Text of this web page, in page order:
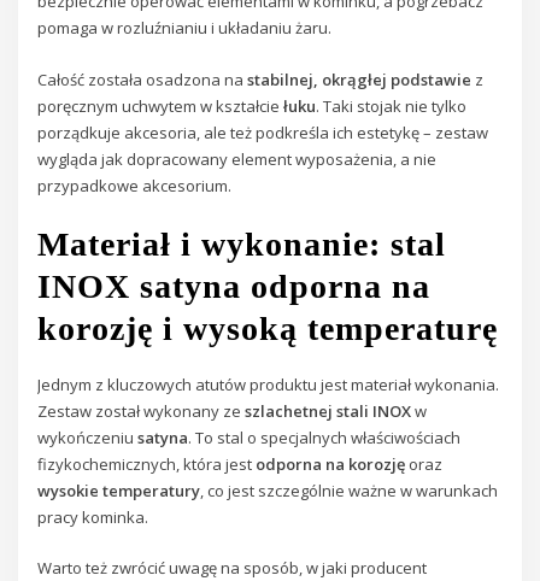
pomaga w rozluźnianiu i układaniu żaru.
Całość została osadzona nastabilnej, okrągłej podstawie z
poręcznym uchwytem w kształciełuku. Taki stojak nie tylko
porządkuje akcesoria, ale też podkreśla ich estetykę – zestaw
wygląda jak dopracowany element wyposażenia, a nie
przypadkowe akcesorium.
Materiał i wykonanie: stal
INOX satyna odporna na
korozję i wysoką temperaturę
Jednym z kluczowych atutów produktu jest materiał wykonania.
Zestaw został wykonany zeszlachetnej stali INOXw
wykończeniusatyna. To stal o specjalnych właściwościach
fizykochemicznych, która jest odporna na korozję oraz
wysokie temperatury, co jest szczególnie ważne w warunkach
pracy kominka.
Warto też zwrócić uwagę na sposób, w jaki producent